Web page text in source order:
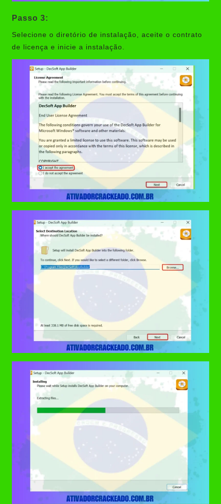
Passo 3:
Selecione o diretório de instalação, aceite o contrato
de licença e inicie a instalação.